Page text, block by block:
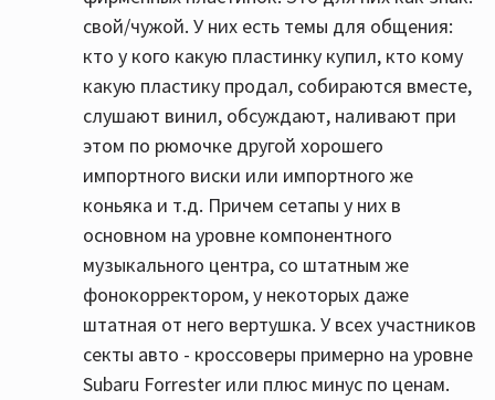
свой/чужой. У них есть темы для общения:
кто у кого какую пластинку купил, кто кому
какую пластику продал, собираются вместе,
слушают винил, обсуждают, наливают при
этом по рюмочке другой хорошего
импортного виски или импортного же
коньяка и т.д. Причем сетапы у них в
основном на уровне компонентного
музыкального центра, со штатным же
фонокорректором, у некоторых даже
штатная от него вертушка. У всех участников
секты авто - кроссоверы примерно на уровне
Subaru Forrester или плюс минус по ценам.